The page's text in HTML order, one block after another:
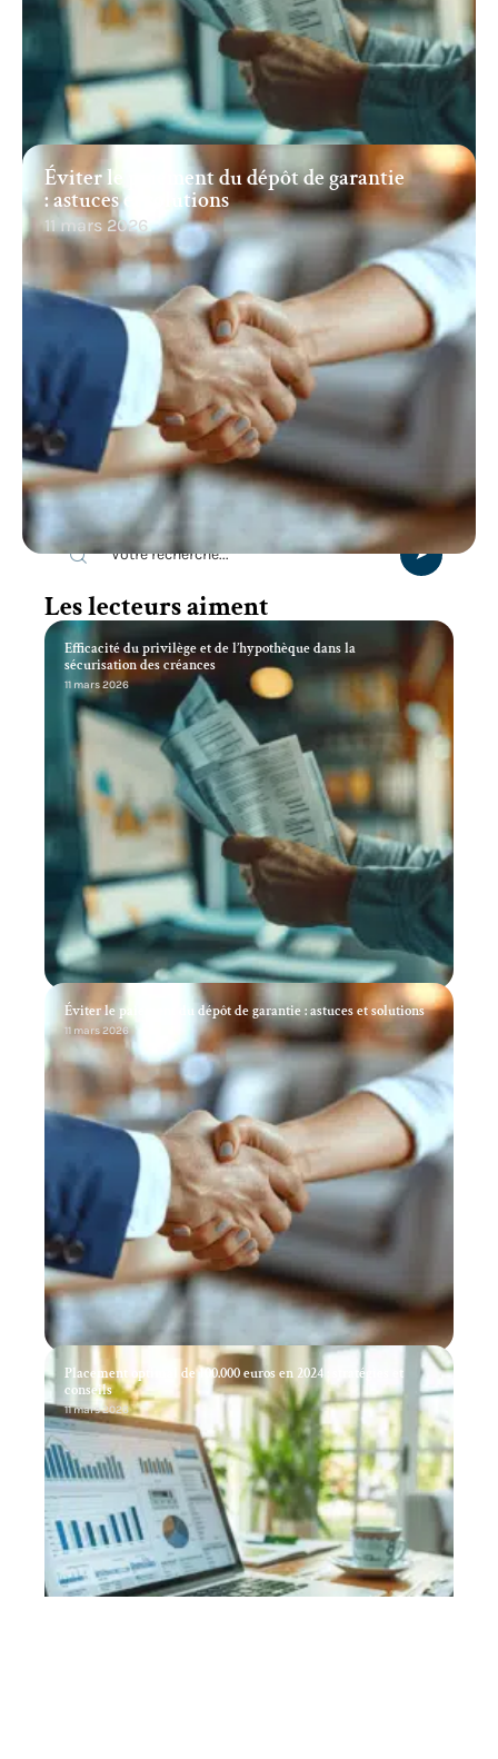
Éviter le paiement du dépôt de garantie
: astuces et solutions
11 mars 2026
Recherche
Les lecteurs aiment
Efficacité du privilège et de l’hypothèque dans la
sécurisation des créances
11 mars 2026
Éviter le paiement du dépôt de garantie : astuces et solutions
11 mars 2026
Placement optimal de 100.000 euros en 2024 : stratégies et
conseils
11 mars 2026